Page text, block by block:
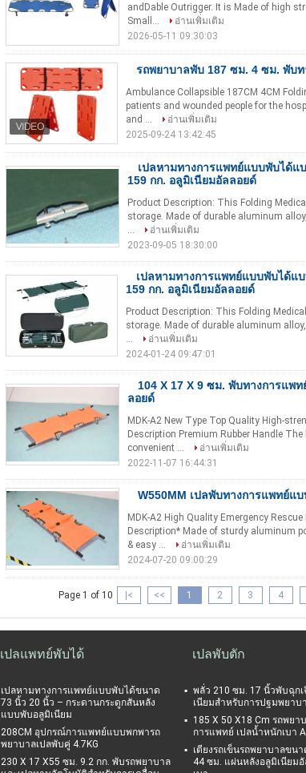
andDable Outrigger. It is Made of high
Small...
อ่านเพิ่มเติม
2026-05-11 09:30:03
รถพยาบาลพับ 187 ซม. 4 ซม. พับ
Ambulance Collapsible 187CM 4CM
patients and wounded people for the
and ...
อ่านเพิ่มเติม
2025-09-24 13:42:45
เปลหามทางการแพทย์แบบพับได้
159 กก. อลูมิเนียมอัลลอยด์
Product Description: This Folding
storage. Made of durable aluminum
...
อ่านเพิ่มเติม
2023-09-05 18:30:00
เปลหามทางการแพทย์แบบพับได้แ
159 กก. อลูมิเนียมอัลลอยด์
Product Description: This Folding
storage. Made of durable aluminum
...
อ่านเพิ่มเติม
2024-01-24 09:47:01
104 X 17 X 9 ซม. พับทางการแพ
ลอยด์
MDK-A2 New Type Top Quality High-
Description Premium Rubber Handle
convenient ...
อ่านเพิ่มเติม
2022-11-07 16:44:31
W550MM เปลพับทางการแพทย์แ
MDK-A2 High Quality Emergency
Description* Made of sturdy aluminum
& easy ...
อ่านเพิ่มเติม
2024-07-20 09:00:29
Page 1 of 10 |< << 1 2 3 4
เปลแพทย์พับได้
เปลหามทางการแพทย์แบบพับได้ขนาด
73 นิ้ว 20 นิ้ว – กระดานกระดูกสันหลัง
แบบพับอลูมิเนียม
208CM อุปกรณ์การแพทย์แบบพกพารถ
พยาบาลเปลพับคู่ 4.7KG
230 X 17 X55 ซม. 9.2 กก. พับรถพยาบาล
เปลพับตัก
พลั่ว 210 ซม. 17 นิ้วพับฉุก
เนียมสำหรับการปฐมพยาบ
185 X 50 X18 Cm รถพยา
การแพทย์ เปลน้ำหนักเบา
เตียงรถเข็นรถพยาบาลขน
44 ซม. แผ่นหลังอลูมิเนียม